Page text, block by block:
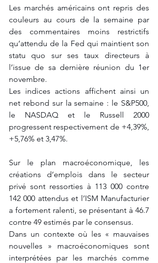
Les marchés américains ont repris des
couleurs au cours de la semaine par
des commentaires moins restrictifs
qu’attendu de la Fed qui maintient son
statu quo sur ses taux directeurs à
l’issue de sa dernière réunion du 1er
novembre.
Les indices actions affichent ainsi un
net rebond sur la semaine : le S&P500,
le NASDAQ et le Russell 2000
progressent respectivement de +4,39%,
+5,76% et 3,47%.
Sur le plan macroéconomique, les
créations d’emplois dans le secteur
privé sont ressorties à 113 000 contre
142 000 attendus et l’ISM Manufacturier
a fortement ralenti, se présentant à 46.7
contre 49 estimés par le consensus.
Dans un contexte où les « mauvaises
nouvelles » macroéconomiques sont
interprétées par les marchés comme